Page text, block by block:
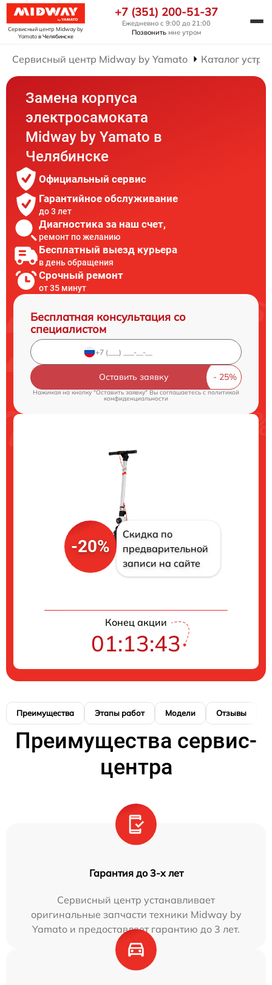
Сервисный центр Midway by
Yamatoв Челябинске
+7 (351) 200-51-37
Ежедневно с 9:00 до 21:00
Позвонить мне утром
Сервисный центр Midway by Yamato Каталог
Замена корпуса
электросамоката
Midway by Yamato в
Челябинске
Официальный сервис
Гарантийное обслуживание
до 3 лет
Диагностика за наш счет,
ремонт по желанию
Бесплатный выезд курьера
в день обращения
Срочный ремонт
от 35 минут
Бесплатная консультация со
специалистом
Оставить заявку
Нажимая на кнопку "Оставить заявку" Вы соглашаетесь c политикой
конфиденциальности
-20%
Скидка по
предварительной
записи на сайте
Конец акции
01:13:42
Преимущества Этапы работ Модели Отзывы
Преимущества сервис-
центра
Гарантия до 3-х лет
Сервисный центр устанавливает
оригинальные запчасти техники Midway by
Yamato и предоставляет гарантию до 3 лет.